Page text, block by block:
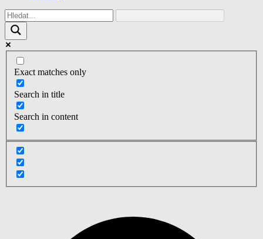
Exact matches only
Search in title
Search in content